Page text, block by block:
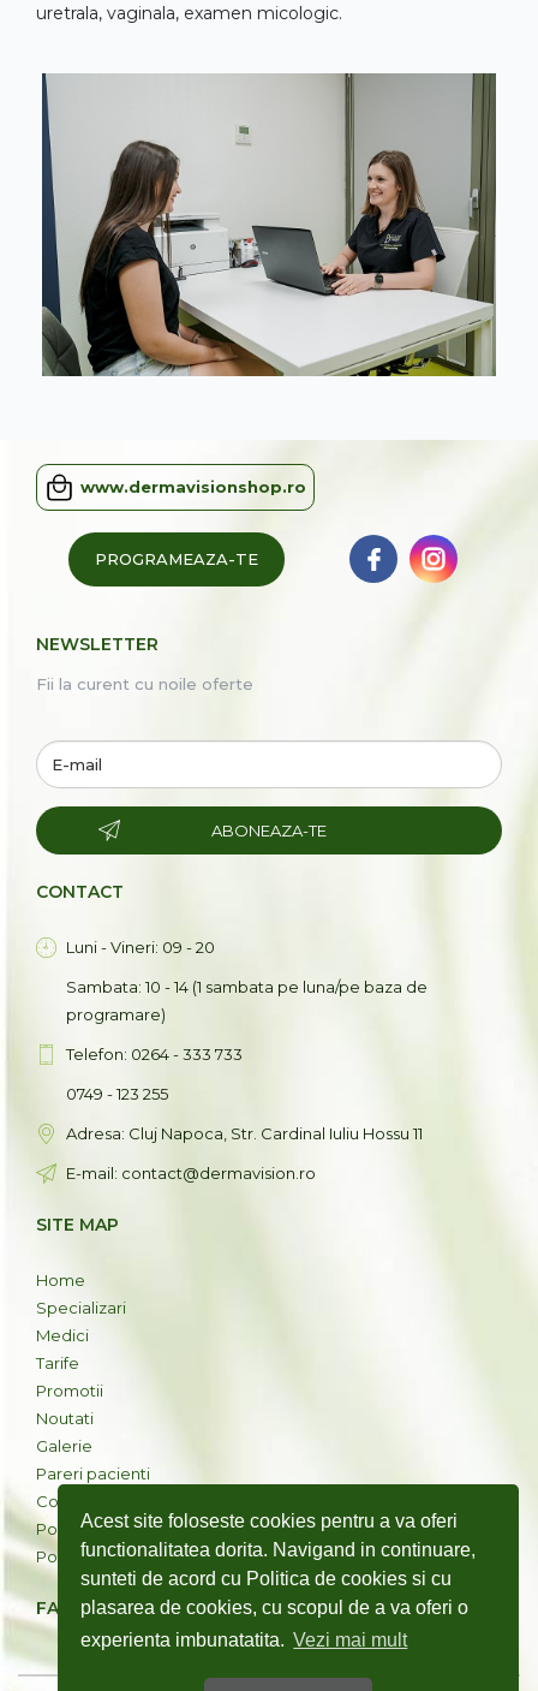
Acest site foloseste cookies pentru a va oferi
functionalitatea dorita. Navigand in continuare,
sunteti de acord cu Politica de cookies si cu
plasarea de cookies, cu scopul de a va oferi o
experienta imbunatatita. Vezi mai mult
uretrala, vaginala, examen micologic.
www.dermavisionshop.ro
PROGRAMEAZA-TE
NEWSLETTER
Fii la curent cu noile oferte
ABONEAZA-TE
CONTACT
Luni - Vineri: 09 - 20
Sambata: 10 - 14 (1 sambata pe luna/pe baza de
programare)
Telefon: 0264 - 333 733
0749 - 123 255
Adresa: Cluj Napoca, Str. Cardinal Iuliu Hossu 11
E-mail: contact@dermavision.ro
SITE MAP
Home
Specializari
Medici
Tarife
Promotii
Noutati
Galerie
Pareri pacienti
Contact
Politica cookies
Politica de confidentialitate
FACEBOOK